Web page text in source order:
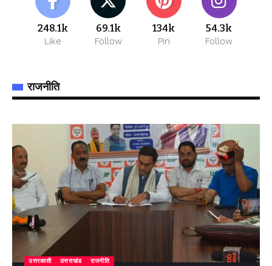
248.1k
Like
69.1k
Follow
134k
Pin
54.3k
Follow
राजनीति
उत्तरकाशी उत्तराखंड राजनीति